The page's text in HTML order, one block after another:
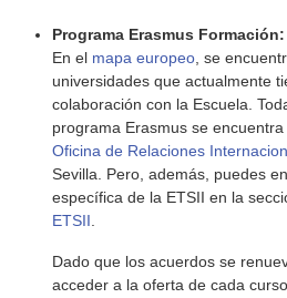
Programa Erasmus Formación:
En el mapa europeo , se
universidades que actualmente
colaboración con la Escuela.
programa Erasmus se
Oficina de Relaciones
Sevilla. Pero, además, puedes
específica de la ETSII en la
ETSII
Dado que los acuerdos se
acceder a la oferta de cada